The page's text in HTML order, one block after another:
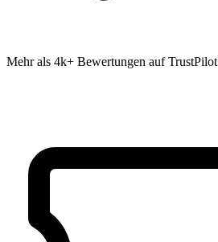
Mehr als 4k+ Bewertungen auf TrustPilot